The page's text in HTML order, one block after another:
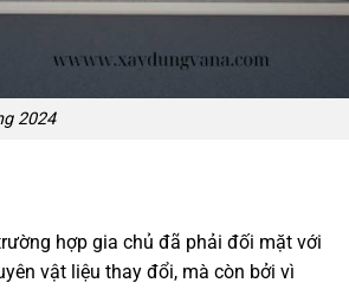
2024
hợp gia chủ đã phải đối mặt với
vật liệu thay đổi, mà còn bởi vì